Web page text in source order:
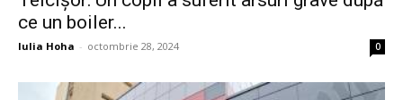
ce un boiler...
Iulia Hoha - octombrie 28, 2024 0